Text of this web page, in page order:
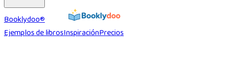
Booklydoo®
Ejemplos de librosInspiraciónPrecios